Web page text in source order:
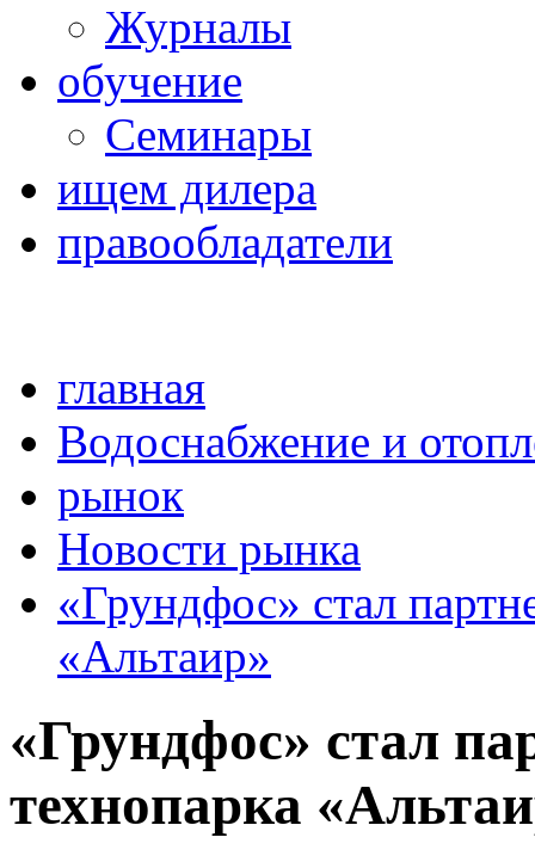
Журналы
обучение
Семинары
ищем дилера
правообладатели
главная
Водоснабжение и
рынок
Новости рынка
«Грундфос» стал
«Альтаир»
«Грундфос» стал
технопарка